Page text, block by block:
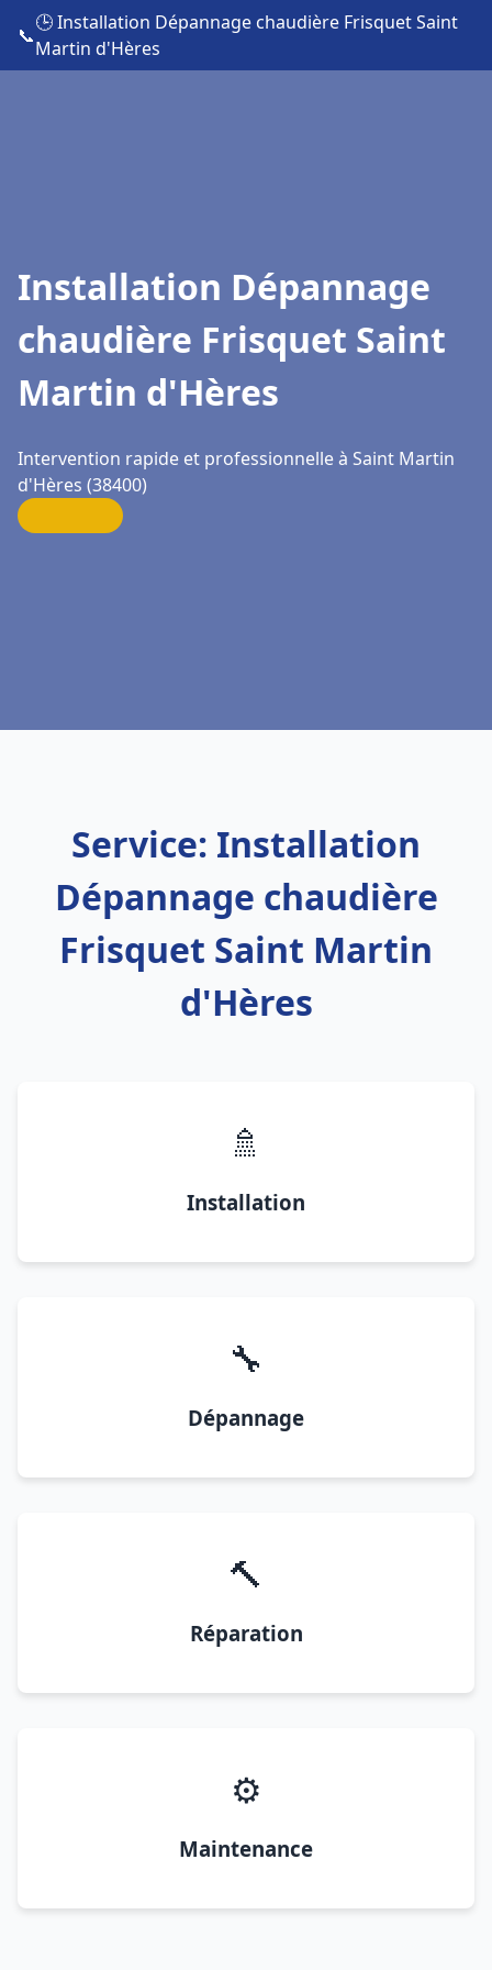
📞
🕒 Installation Dépannage chaudière Frisquet Saint
Martin d'Hères
Installation Dépannage
chaudière Frisquet Saint
Martin d'Hères
Intervention rapide et professionnelle à Saint Martin
d'Hères (38400)
Service: Installation
Dépannage chaudière
Frisquet Saint Martin
d'Hères
🚿
Installation
🔧
Dépannage
🔨
Réparation
⚙️
Maintenance